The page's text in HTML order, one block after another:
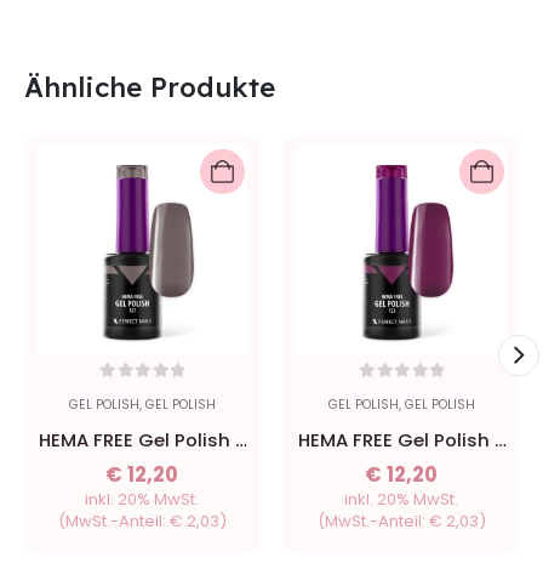
Ähnliche Produkte
GEL POLISH, GEL POLISH
HEMA FREE Gel Polish -
127 Espresso - 8ml
€ 12,20
inkl. 20% MwSt.
(MwSt.-Anteil: € 2,03)
GEL POLISH, GEL POLISH
HEMA FREE Gel Polish -
123 Maroon - 8ml
€ 12,20
inkl. 20% MwSt.
(MwSt.-Anteil: € 2,03)